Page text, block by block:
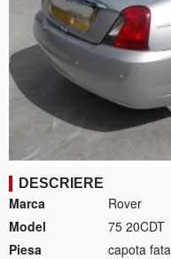
DESCRIERE
Marca
Rover
Model
75 20CDT
Piesa
capota fata